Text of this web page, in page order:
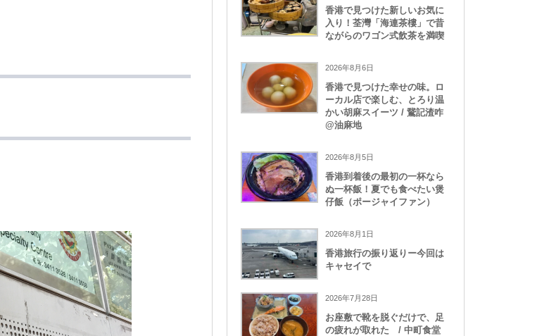
香港で見つけた新しいお気に
入り！荃灣「海連茶樓」で昔
ながらのワゴン式飲茶を満喫
2026年8月6日
香港で見つけた幸せの味。ロ
ーカル店で楽しむ、とろり温
かい胡麻スイーツ / 鵞記渣咋
@油麻地
2026年8月5日
香港到着後の最初の一杯なら
ぬ一杯飯！夏でも食べたい煲
仔飯（ポージャイファン）
2026年8月1日
香港旅行の振り返りー今回は
キャセイで
2026年7月28日
お座敷で靴を脱ぐだけで、足
の疲れが取れた / 中町食堂